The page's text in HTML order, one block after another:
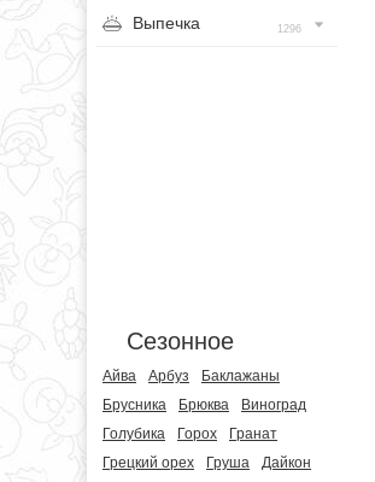
Выпечка 1296
Сезонное
Айва Арбуз
Баклажаны
Брусника
Брюква
Виноград
Голубика
Горох
Гранат
Грецкий орех
Груша
Дайкон